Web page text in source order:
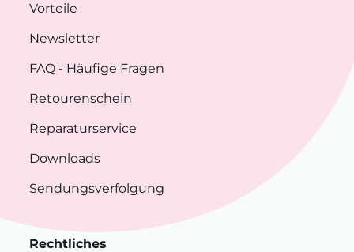
Vorteile
Newsletter
FAQ - Häufige Fragen
Retourenschein
Reparaturservice
Downloads
Sendungsverfolgung
Rechtliches